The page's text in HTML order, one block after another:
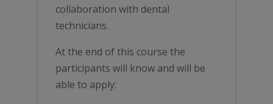
collaboration with dental
technicians.
At the end of this course the
participants will know and will be
able to apply: